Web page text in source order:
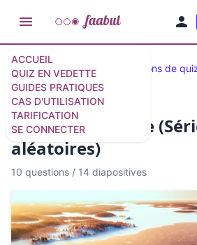
ACCUEIL
QUIZ EN VEDETTE
GUIDES PRATIQUES
CAS D'UTILISATION
TARIFICATION
SE CONNECTER
Quiz en vedette 30 questions de
Quiz sur la Suède
aléatoires)
10 questions / 14 diapositives